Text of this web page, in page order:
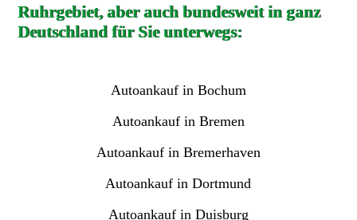
Ruhrgebiet, aber auch bundesweit in ganz
Deutschland für Sie unterwegs:
Autoankauf in Bochum
Autoankauf in Bremen
Autoankauf in Bremerhaven
Autoankauf in Dortmund
Autoankauf in Duisburg